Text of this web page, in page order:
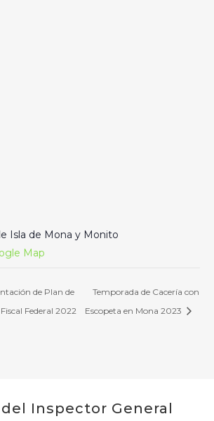
Isla de Mona y Monito
Map
de Plan de
Federal 2022
Temporada de Cacería con
Escopeta en Mona 2023
Inspector General